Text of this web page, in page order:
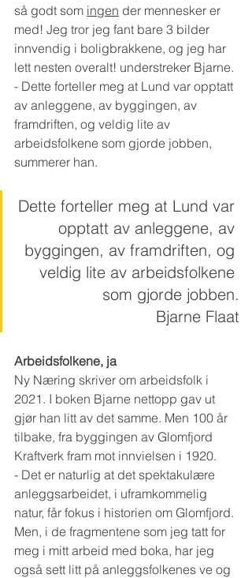
så godt som ingen der mennesker er
med! Jeg tror jeg fant bare 3 bilder
innvendig i boligbrakkene, og jeg har
lett nesten overalt! understreker Bjarne.
- Dette forteller meg at Lund var opptatt
av anleggene, av byggingen, av
framdriften, og veldig lite av
arbeidsfolkene som gjorde jobben,
summerer han.
Dette forteller meg at Lund var
opptatt av anleggene, av
byggingen, av framdriften, og
veldig lite av arbeidsfolkene
som gjorde jobben.
Bjarne Flaat
Arbeidsfolkene, ja
Ny Næring skriver om arbeidsfolk i
2021. I boken Bjarne nettopp gav ut
gjør han litt av det samme. Men 100 år
tilbake, fra byggingen av Glomfjord
Kraftverk fram mot innvielsen i 1920.
- Det er naturlig at det spektakulære
anleggsarbeidet, i uframkommelig
natur, får fokus i historien om Glomfjord.
Men, i de fragmentene som jeg tatt for
meg i mitt arbeid med boka, har jeg
også sett litt på anleggsfolkenes ve og